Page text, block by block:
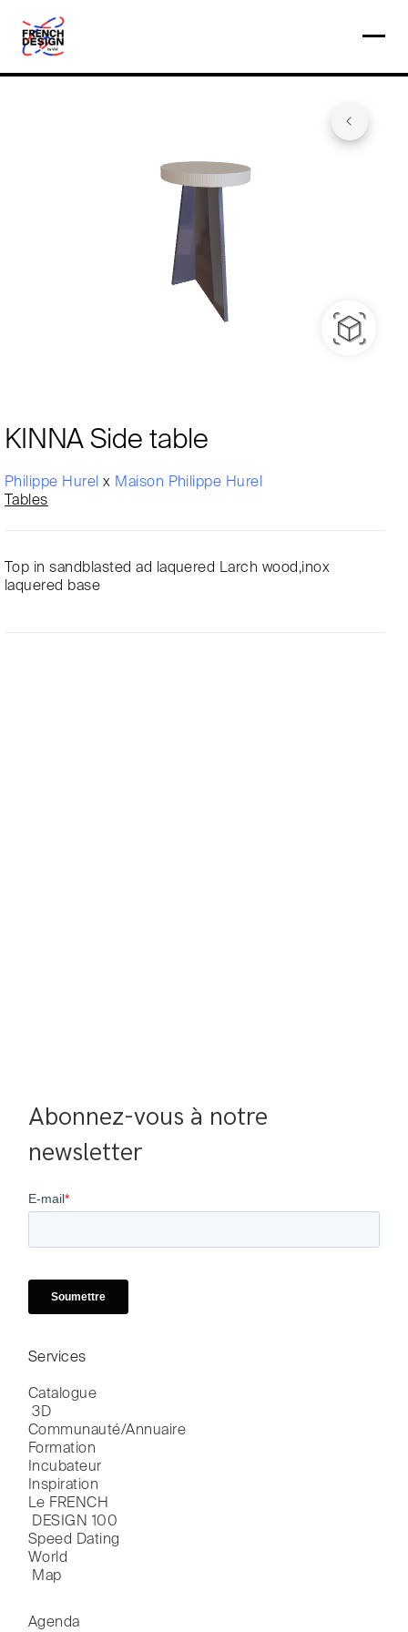
KINNA Side table
Philippe Hurelx Maison Philippe Hurel
Tables
Top in sandblasted ad laquered Larch wood,inox
laquered base
Abonnez-vous à notre
newsletter
Services
Catalogue
3D
Communauté/Annuaire
Formation
Incubateur
Inspiration
Le FRENCH
DESIGN 100
Speed Dating
World
Map
Agenda